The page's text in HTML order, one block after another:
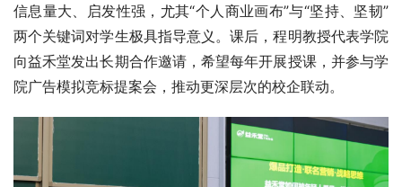
信息量大、启发性强，尤其“个人商业画布”与“坚持、坚韧”
两个关键词对学生极具指导意义。课后，程明教授代表学院
向益禾堂发出长期合作邀请，希望每年开展授课，并参与学
院广告模拟竞标提案会，推动更深层次的校企联动。